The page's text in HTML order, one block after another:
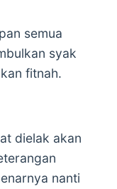
semua
syak
fitnah.
dielak akan
nanti